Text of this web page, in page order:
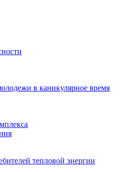
в каникулярное время
тепловой энергии